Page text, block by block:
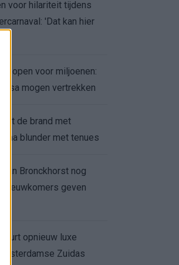
voor hilariteit tijdens
'Dat kan hier
open voor miljoenen:
mogen vertrekken
uit de brand met
na blunder met tenues
Van Bronckhorst nog
nieuwkomers geven
opnieuw luxe
Zuidas